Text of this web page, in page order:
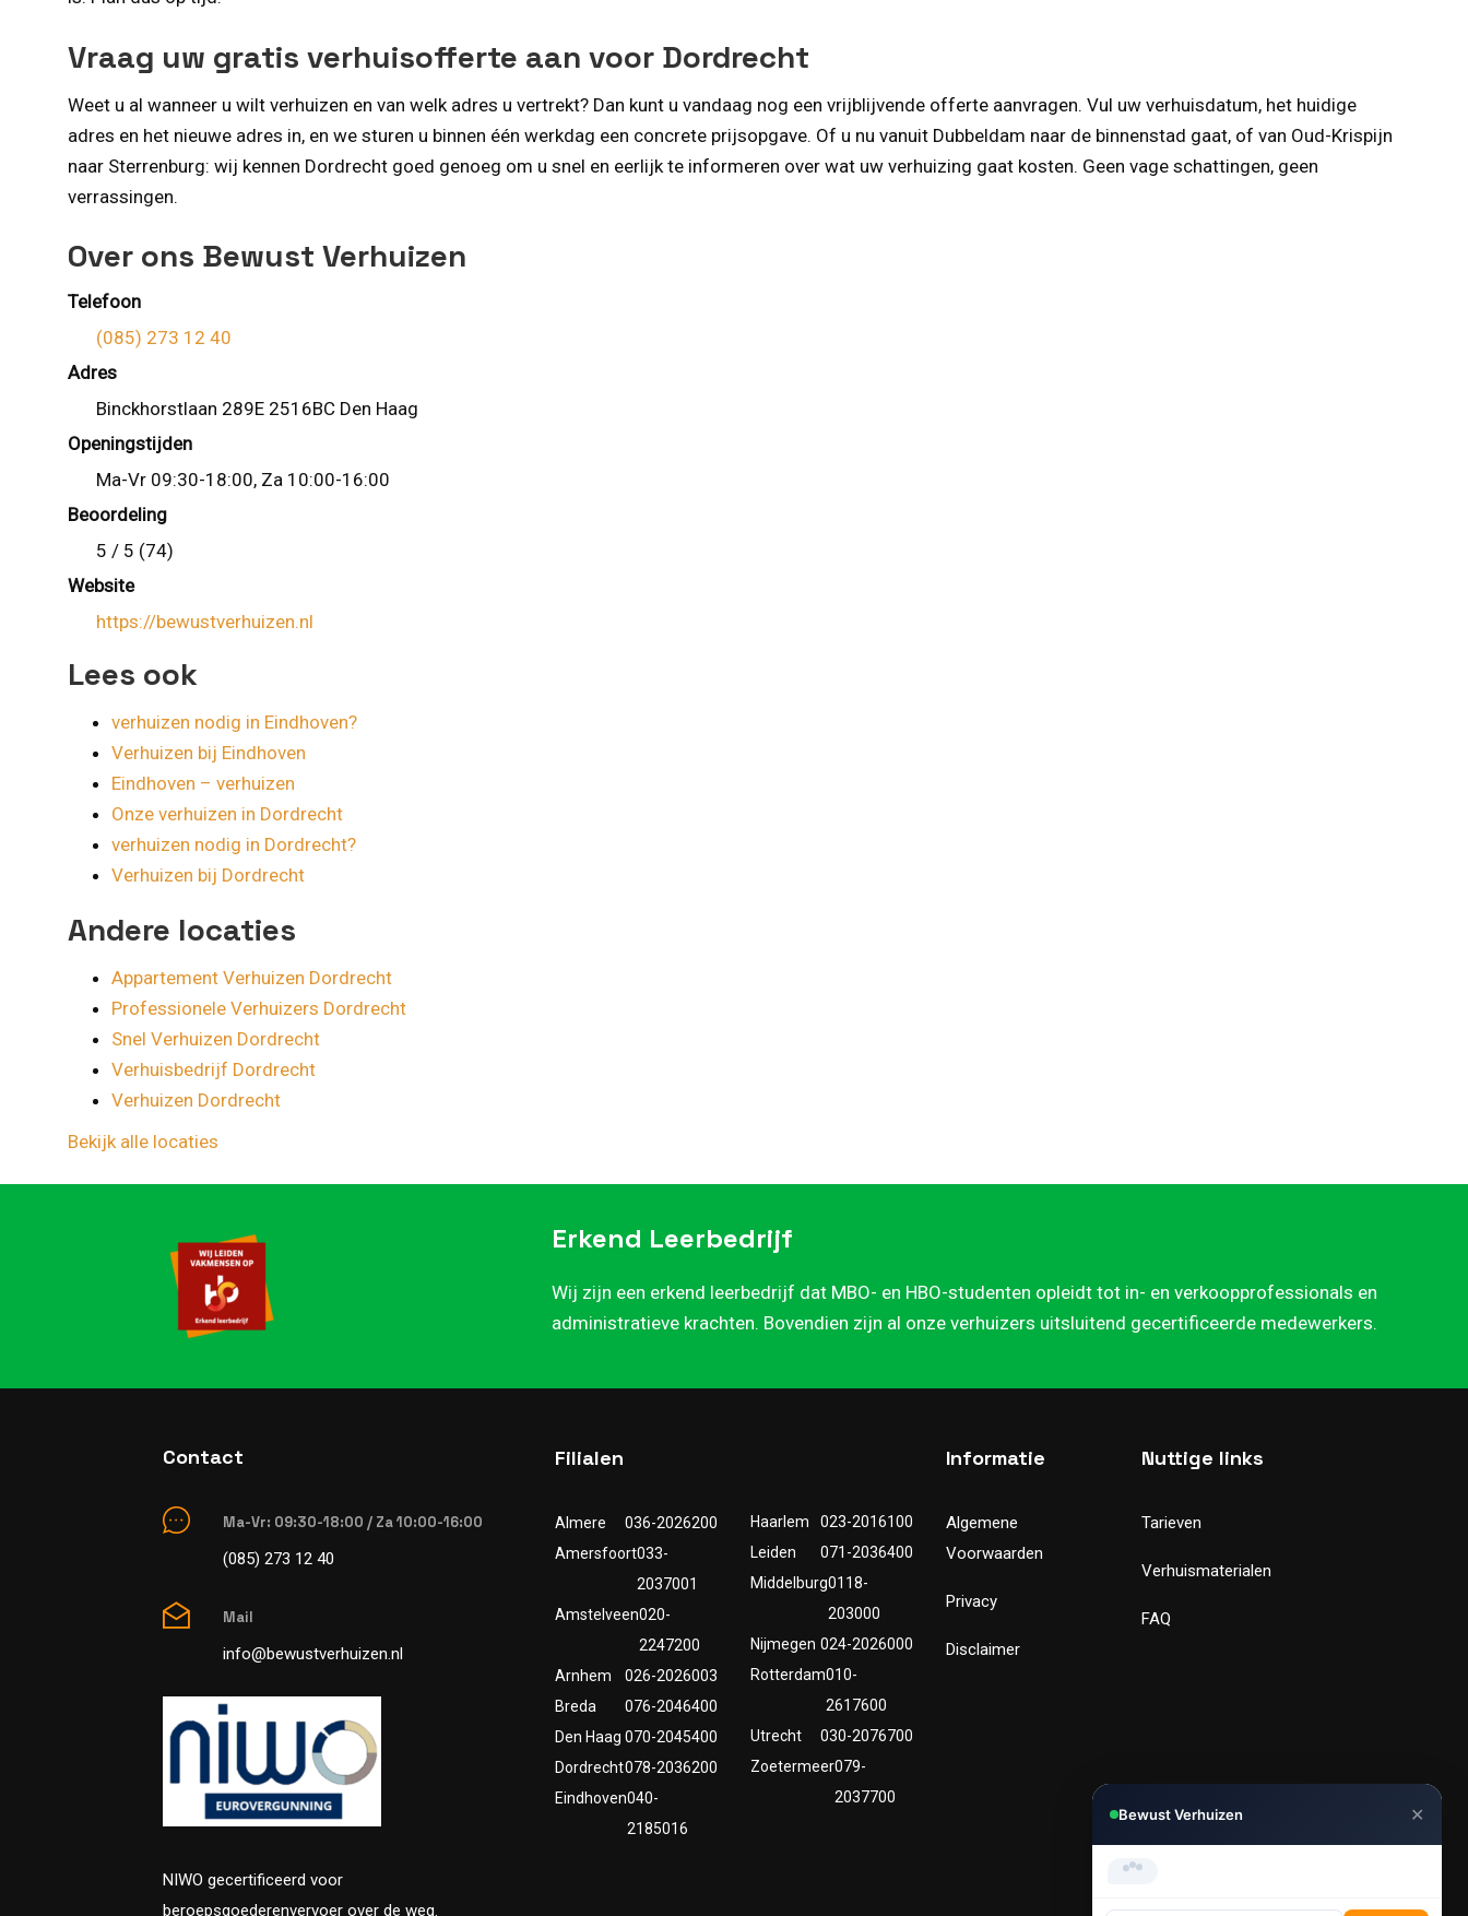
Vraag uw gratis verhuisofferte aan voor Dordrecht
Weet u al wanneer u wilt verhuizen en van welk adres u vertrekt? Dan kunt u vandaag nog een vrijblijvende offerte aanvragen. Vul uw verhuisdatum, het huidige
adres en het nieuwe adres in, en we sturen u binnen één werkdag een concrete prijsopgave. Of u nu vanuit Dubbeldam naar de binnenstad gaat, of van Oud-Krispijn
naar Sterrenburg: wij kennen Dordrecht goed genoeg om u snel en eerlijk te informeren over wat uw verhuizing gaat kosten. Geen vage schattingen, geen
verrassingen.
Over ons Bewust Verhuizen
Telefoon
(085) 273 12 40
Adres
Binckhorstlaan 289E 2516BC Den Haag
Openingstijden
Ma-Vr 09:30-18:00, Za 10:00-16:00
Beoordeling
5 / 5 (74)
Website
https://bewustverhuizen.nl
Lees ook
verhuizen nodig in Eindhoven?
Verhuizen bij Eindhoven
Eindhoven – verhuizen
Onze verhuizen in Dordrecht
verhuizen nodig in Dordrecht?
Verhuizen bij Dordrecht
Andere locaties
Appartement Verhuizen Dordrecht
Professionele Verhuizers Dordrecht
Snel Verhuizen Dordrecht
Verhuisbedrijf Dordrecht
Verhuizen Dordrecht
Bekijk alle locaties
Erkend Leerbedrijf
Wij zijn een erkend leerbedrijf dat MBO- en HBO-studenten opleidt tot in- en verkoopprofessionals en
administratieve krachten. Bovendien zijn al onze verhuizers uitsluitend gecertificeerde medewerkers.
Contact
Ma-Vr: 09:30-18:00 / Za 10:00-16:00
(085) 273 12 40
Mail
info@bewustverhuizen.nl
NIWO gecertificeerd voor
beroepsgoederenvervoer over de weg.
Filialen
Almere
036-2026200
Amersfoort033-
2037001
Amstelveen020-
2247200
Arnhem
026-2026003
Breda
076-2046400
Den Haag 070-2045400
Dordrecht078-2036200
Eindhoven040-
2185016
Haarlem
023-2016100
Leiden
071-2036400
Middelburg0118-
203000
Nijmegen 024-2026000
Rotterdam010-
2617600
Utrecht
030-2076700
Zoetermeer079-
2037700
Informatie
Algemene
Voorwaarden
Privacy
Disclaimer
Nuttige links
Tarieven
Verhuismaterialen
FAQ
✕
Hi, Kunnen we je helpen met
verhuizen?